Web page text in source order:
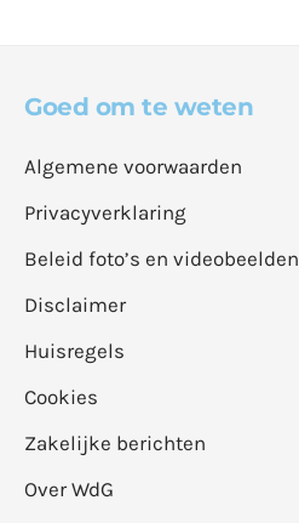
Goed om te weten
Algemene voorwaarden
Privacyverklaring
Beleid foto’s en videobeelden
Disclaimer
Huisregels
Cookies
Zakelijke berichten
Over WdG